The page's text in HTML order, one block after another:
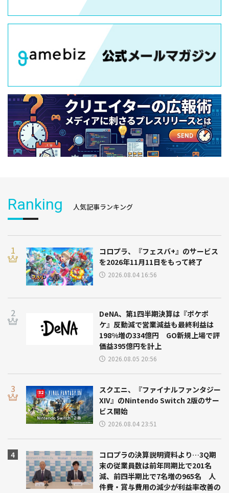
Ranking 人気記事ランキング
コロプラ、『フェスバ+』のサービス
を2026年11月11日をもって終了
2026.08.04 16:56
DeNA、第1四半期決算は『ポケポ
ケ』反動減で営業減益も最終利益は
198%増の334億円 GO新規上場で評
価益395億円を計上
2026.08.05 20:56
スクエニ、『ファイナルファンタジー
XIV』のNintendo Switch 2版のサー
ビス開始
2026.08.04 23:51
コロプラの決算説明資料より…3Q期
末の従業員数は前年同期比で201名
減、前四半期比で7名増の965名 人
件費・賞与費用の減少が利益率改善の